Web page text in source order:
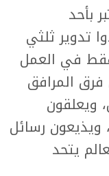
بأحد
تدوير ثلثي
في العمل
المرافق
ويعلقون
رسائل
يتحد